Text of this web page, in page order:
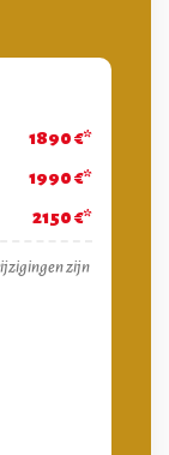
1890 €*
1990 €*
2150 €*
zijn